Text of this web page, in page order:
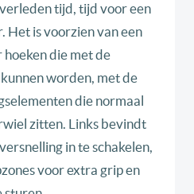
tijd, tijd voor een
Het is voorzien van een
die met de
worden, met de
die normaal
zitten. Links bevindt
in te schakelen,
voor extra grip en